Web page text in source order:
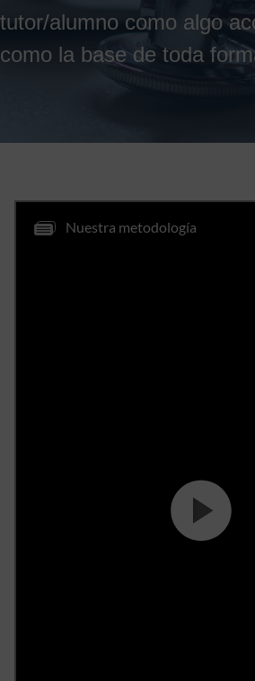
tutor/alumno como algo
como la base de toda